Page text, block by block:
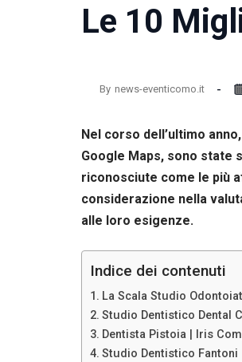
Le 10
By news-eventicomo.it
Nel corso dell’ultimo
Google Maps, sono state
riconosciute come le più
considerazione nella
alle loro esigenze.
Indice dei contenuti
La Scala Studio
Studio Dentistico Dental
Dentista Pistoia | Iris
Studio Dentistico Fantoni